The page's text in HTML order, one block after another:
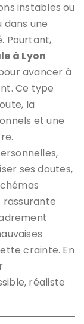
instables ou
dans une
Pourtant,
à Lyon
avancer à
Ce type
la
et une
ses doutes,
rassurante
crainte. En
réaliste